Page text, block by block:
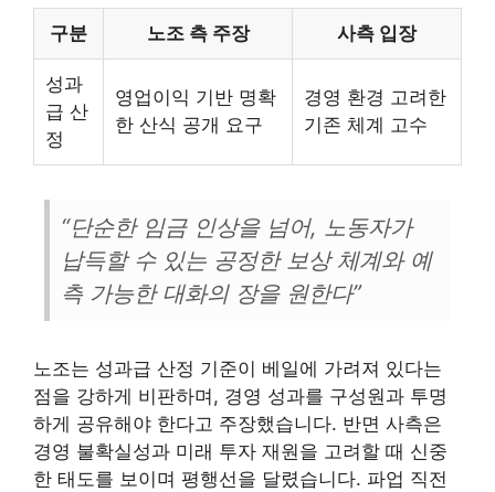
구분 노조 측 주장 사측 입장
성과
급 산
정
영업이익 기반 명확
한 산식 공개 요구
경영 환경 고려한
기존 체계 고수
“단순한 임금 인상을 넘어, 노동자가
납득할 수 있는 공정한 보상 체계와 예
측 가능한 대화의 장을 원한다”
노조는 성과급 산정 기준이 베일에 가려져 있다는
점을 강하게 비판하며, 경영 성과를 구성원과 투명
하게 공유해야 한다고 주장했습니다. 반면 사측은
경영 불확실성과 미래 투자 재원을 고려할 때 신중
한 태도를 보이며 평행선을 달렸습니다. 파업 직전